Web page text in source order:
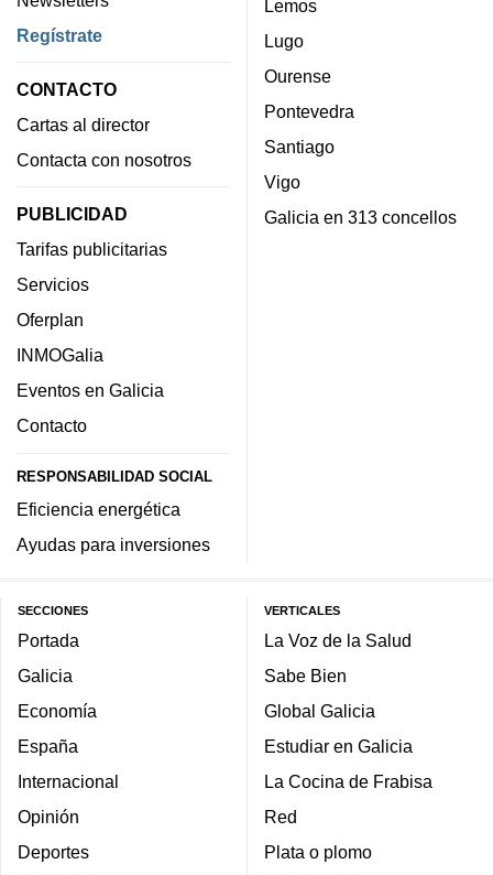
Regístrate
CONTACTO
Cartas al director
Contacta con nosotros
PUBLICIDAD
Tarifas publicitarias
Servicios
Oferplan
INMOGalia
Eventos en Galicia
Contacto
RESPONSABILIDAD SOCIAL
Eficiencia energética
Ayudas para inversiones
Lemos
Lugo
Ourense
Pontevedra
Santiago
Vigo
Galicia en 313 concellos
SECCIONES
Portada
Galicia
Economía
España
Internacional
Opinión
Deportes
VERTICALES
La Voz de la Salud
Sabe Bien
Global Galicia
Estudiar en Galicia
La Cocina de Frabisa
Red
Plata o plomo